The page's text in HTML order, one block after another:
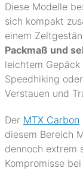
Diese Modelle
sich kompakt
einem
Packmaß und
leichtem
Speedhiking
Verstauen und
Der MTX Carbon
diesem Bereich
dennoch extrem
Kompromisse